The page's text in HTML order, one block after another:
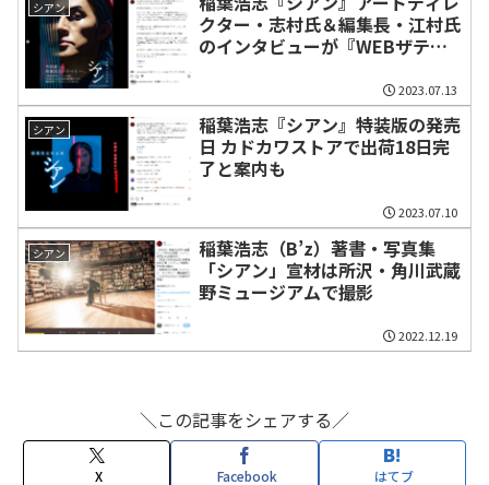
シアン
クター・志村氏＆編集長・江村氏
のインタビューが『WEBザテレ
2023.07.13
シアン
稲葉浩志『シアン』特装版の発売
日 カドカワストアで出荷18日完
了と案内も
2023.07.10
シアン
稲葉浩志（B’z）著書・写真集
「シアン」宣材は所沢・角川武蔵
野ミュージアムで撮影
2022.12.19
＼この記事をシェアする／
X Facebook はてブ